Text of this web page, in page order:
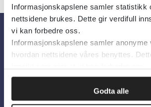
Informasjonskapslene samler statistikk
nettsidene brukes. Dette gir verdifull
vi kan forbedre oss.
Informasjonskapslene samler anonyme
hvordan nettsidene våres benyttes.
Godta alle
Om oss
Om Helsebiblioteket
Personvern og informasjonskapsler